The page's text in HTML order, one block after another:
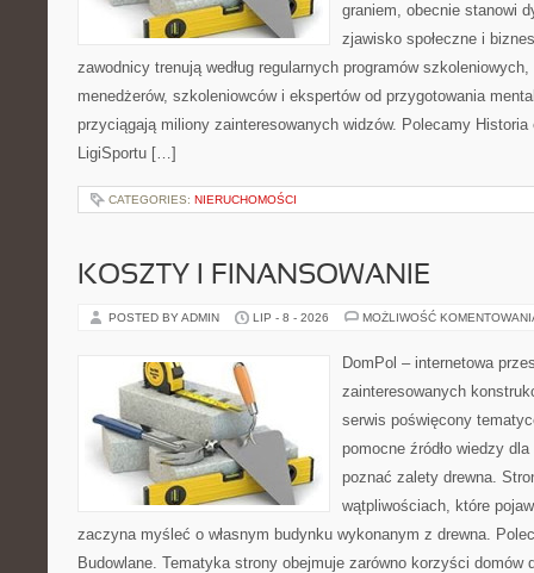
graniem, obecnie stanowi
zjawisko społeczne i
zawodnicy trenują według regularnych programów
menedżerów, szkoleniowców i ekspertów od przygotowania
przyciągają miliony zainteresowanych widzów. Polecamy
LigiSportu […]
CATEGORIES: NIERUCHOMOŚCI
KOSZTY I FINANSOWANIE
POSTED BY ADMIN LIP - 8 - 2026 MOŻLIWOŚĆ
DomPol – internetowa
zainteresowanych
serwis poświęcony
pomocne źródło wiedzy
poznać zalety drewna.
wątpliwościach, które
zaczyna myśleć o własnym budynku wykonanym z drewna.
Budowlane. Tematyka strony obejmuje zarówno korzyści domów